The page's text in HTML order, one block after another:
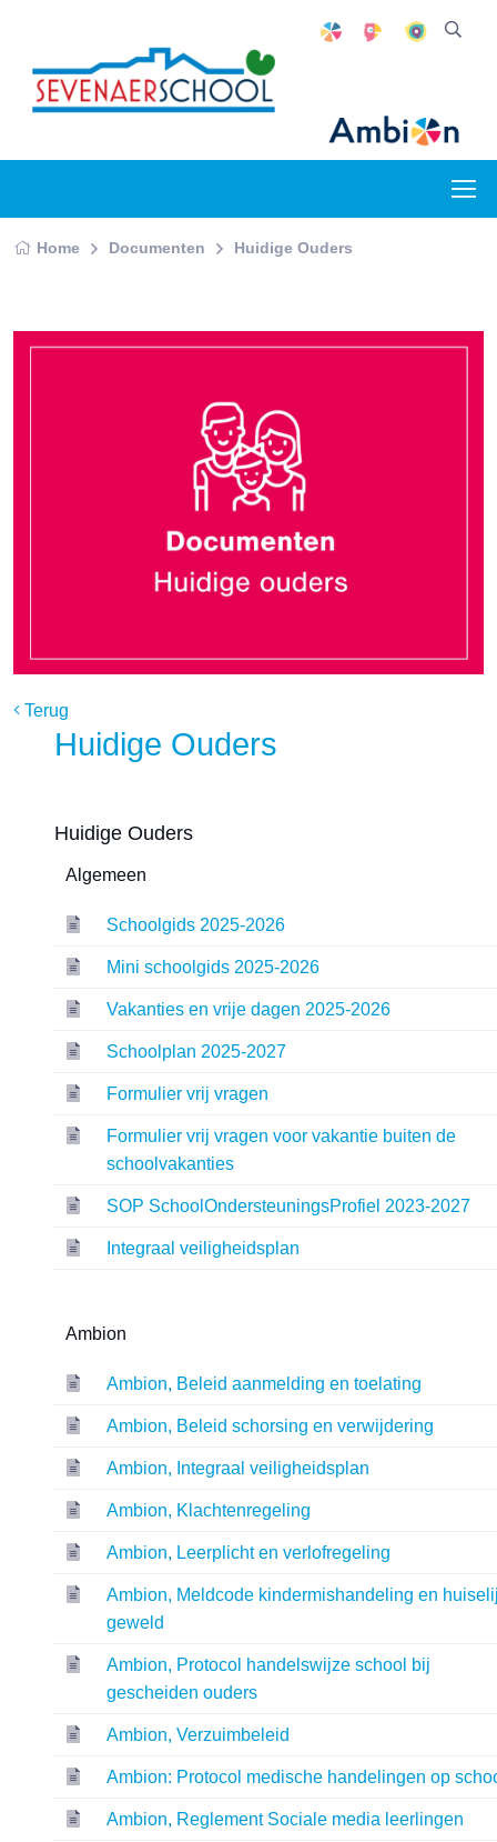
Home Documenten Huidige Ouders
Terug
Huidige Ouders
Huidige Ouders
Algemeen
Schoolgids 2025-2026
Mini schoolgids 2025-2026
Vakanties en vrije dagen 2025-2026
Schoolplan 2025-2027
Formulier vrij vragen
Formulier vrij vragen voor vakantie buiten de
schoolvakanties
SOP SchoolOndersteuningsProfiel 2023-2027
Integraal veiligheidsplan
Ambion
Ambion, Beleid aanmelding en toelating
Ambion, Beleid schorsing en verwijdering
Ambion, Integraal veiligheidsplan
Ambion, Klachtenregeling
Ambion, Leerplicht en verlofregeling
Ambion, Meldcode kindermishandeling en
geweld
Ambion, Protocol handelswijze school bij
gescheiden ouders
Ambion, Verzuimbeleid
Ambion: Protocol medische handelingen op
Ambion, Reglement Sociale media leerlingen